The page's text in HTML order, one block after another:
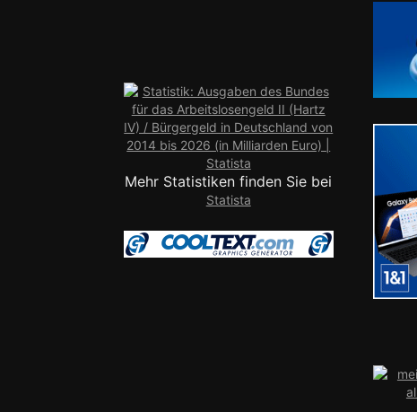
Mehr Statistiken finden Sie bei
Statista